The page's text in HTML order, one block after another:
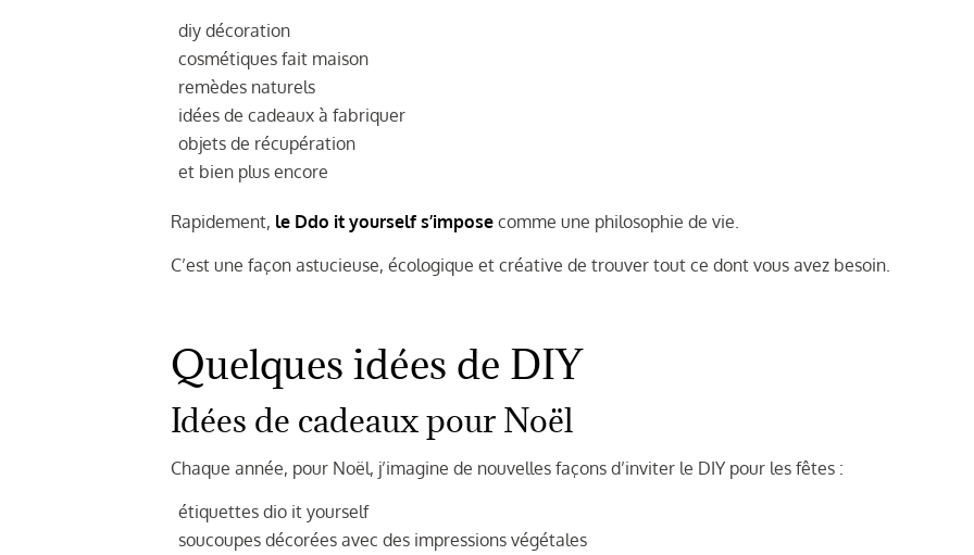
diy décoration
cosmétiques fait maison
remèdes naturels
idées de cadeaux à fabriquer
objets de récupération
et bien plus encore
Rapidement, le Ddo it yourself s’impose comme une philosophie de vie.
C’est une façon astucieuse, écologique et créative de trouver tout ce dont vous avez besoin.
Quelques idées de DIY
Idées de cadeaux pour Noël
Chaque année, pour Noël, j’imagine de nouvelles façons d’inviter le DIY pour les fêtes :
étiquettes dio it yourself
soucoupes décorées avec des impressions végétales